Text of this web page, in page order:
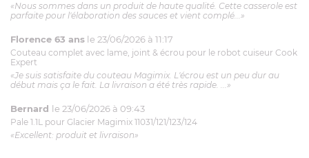
«Nous sommes dans un produit de haute qualité. Cette casserole est
parfaite pour l'élaboration des sauces et vient complé...»
Florence 63 ans le 23/06/2026 à 11:17
Couteau complet avec lame, joint & écrou pour le robot cuiseur Cook
Expert
«Je suis satisfaite du couteau Magimix. L'écrou est un peu dur au
début mais ça le fait. La livraison a été très rapide. ...»
Bernard le 23/06/2026 à 09:43
Pale 1.1L pour Glacier Magimix 11031/121/123/124
«Excellent: produit et livraison»